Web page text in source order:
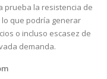
prueba la resistencia de
que podría generar
o incluso escasez de
demanda.